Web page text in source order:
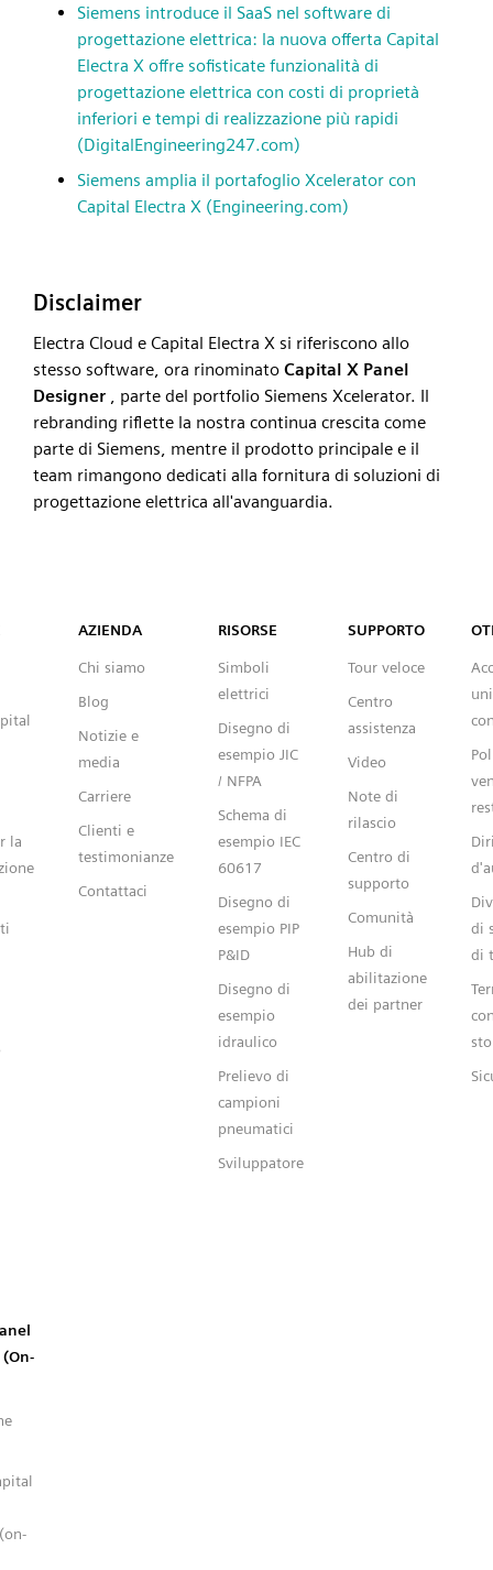
Siemens introduce il SaaS nel software di
progettazione elettrica: la nuova offerta Capital
Electra X offre sofisticate funzionalità di
progettazione elettrica con costi di proprietà
inferiori e tempi di realizzazione più rapidi
(DigitalEngineering247.com)
Siemens amplia il portafoglio Xcelerator con
Capital Electra X (Engineering.com)
Disclaimer
Electra Cloud e Capital Electra X si riferiscono allo
stesso software, ora rinominato Capital X Panel
Designer , parte del portfolio Siemens Xcelerator. Il
rebranding riflette la nostra continua crescita come
parte di Siemens, mentre il prodotto principale e il
team rimangono dedicati alla fornitura di soluzioni di
progettazione elettrica all'avanguardia.
Capital™ X Panel Designer
la
AZIENDA
Chi siamo
Blog
Notizie e
media
Carriere
Clienti e
testimonianze
Contattaci
RISORSE
Simboli
elettrici
Disegno di
esempio JIC
/ NFPA
Schema di
esempio IEC
60617
Disegno di
esempio PIP
P&ID
Disegno di
esempio
idraulico
Prelievo di
campioni
pneumatici
Sviluppatore
SUPPORTO
Tour veloce
Centro
assistenza
Video
Note di
rilascio
Centro di
supporto
Comunità
Hub di
abilitazione
dei partner
di
di